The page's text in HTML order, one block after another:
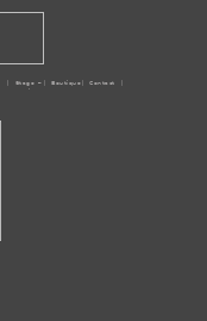
| Stage –
Ateliers
| Boutique | Contact |